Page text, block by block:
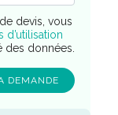
devis, vous
d’utilisation
données.